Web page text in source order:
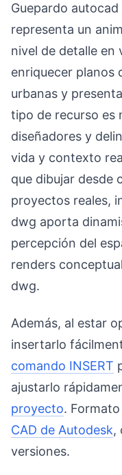
Guepardo
representa un
nivel de detalle en
enriquecer planos
urbanas y
tipo de recurso es
diseñadores y
vida y contexto
que dibujar desde
proyectos reales,
dwg aporta
percepción del
renders
dwg.
Además, al estar
insertarlo
comando INSERT
ajustarlo
proyecto.
CAD de Autodesk,
versiones.